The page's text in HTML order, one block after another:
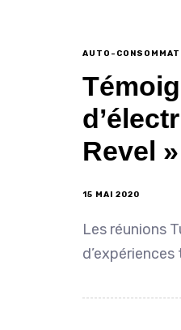
AUTO-
Revel
15 MAI 2020
Les réunions